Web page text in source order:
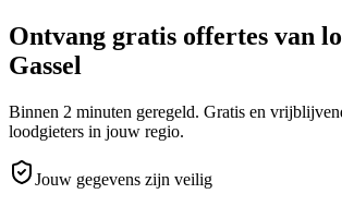
Ontvang gratis offertes van
Gassel
Binnen 2 minuten geregeld. Gratis en
loodgieters in jouw regio.
Jouw gegevens zijn veilig